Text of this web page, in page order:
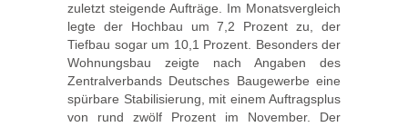
zuletzt steigende Aufträge. Im Monatsvergleich
legte der Hochbau um 7,2 Prozent zu, der
Tiefbau sogar um 10,1 Prozent. Besonders der
Wohnungsbau zeigte nach Angaben des
Zentralverbands Deutsches Baugewerbe eine
spürbare Stabilisierung, mit einem Auftragsplus
von rund zwölf Prozent im November. Der